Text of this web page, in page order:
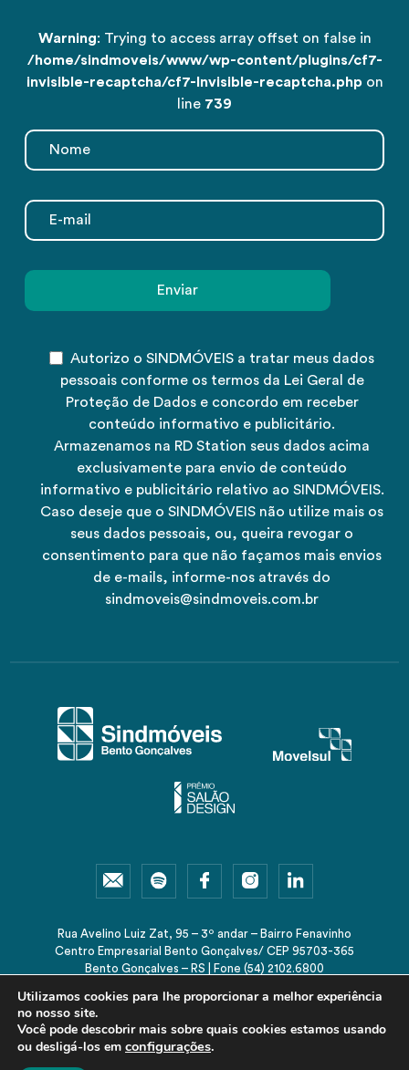
Warning: Trying to access array offset on false in
/home/sindmoveis/www/wp-content/plugins/cf7-
invisible-recaptcha/cf7-Invisible-recaptcha.php on
line 739
Autorizo o SINDMÓVEIS a tratar meus dados
pessoais conforme os termos da Lei Geral de
Proteção de Dados e concordo em receber
conteúdo informativo e publicitário.
Armazenamos na RD Station seus dados acima
exclusivamente para envio de conteúdo
informativo e publicitário relativo ao SINDMÓVEIS.
Caso deseje que o SINDMÓVEIS não utilize mais os
seus dados pessoais, ou, queira revogar o
consentimento para que não façamos mais envios
de e-mails, informe-nos através do
sindmoveis@sindmoveis.com.br
Rua Avelino Luiz Zat, 95 – 3º andar – Bairro Fenavinho
Centro Empresarial Bento Gonçalves/ CEP 95703-365
Bento Gonçalves – RS | Fone (54) 2102.6800
© 2026 Sindmóveis-RS. Todos os direitos reservados.
Utilizamos cookies para lhe proporcionar a melhor experiência
no nosso site.
Você pode descobrir mais sobre quais cookies estamos usando
ou desligá-los em configurações.